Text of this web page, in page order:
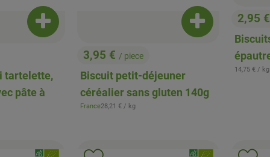
tartelette,
pâte à
Ajouter le produit au panier
, Prix:
3,95 € / piece
Biscuit petit-déjeuner
céréalier sans gluten 140g
, Origine:
France, Prix de référence:
28,21 € / kg
Ajouter le produit
, Prix:
2,95 €
, Prix de
14,75 € / kg